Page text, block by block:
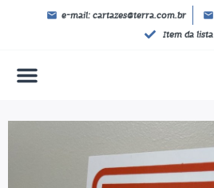
e-mail: cartazes@terra.com.br
Item da lista